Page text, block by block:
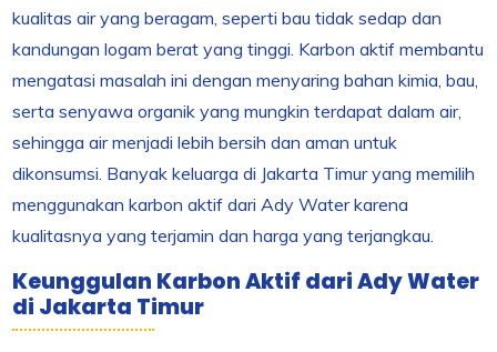
kualitas air yang beragam, seperti bau tidak sedap dan
kandungan logam berat yang tinggi. Karbon aktif membantu
mengatasi masalah ini dengan menyaring bahan kimia, bau,
serta senyawa organik yang mungkin terdapat dalam air,
sehingga air menjadi lebih bersih dan aman untuk
dikonsumsi. Banyak keluarga di Jakarta Timur yang memilih
menggunakan karbon aktif dari Ady Water karena
kualitasnya yang terjamin dan harga yang terjangkau.
Keunggulan Karbon Aktif dari Ady Water
di Jakarta Timur